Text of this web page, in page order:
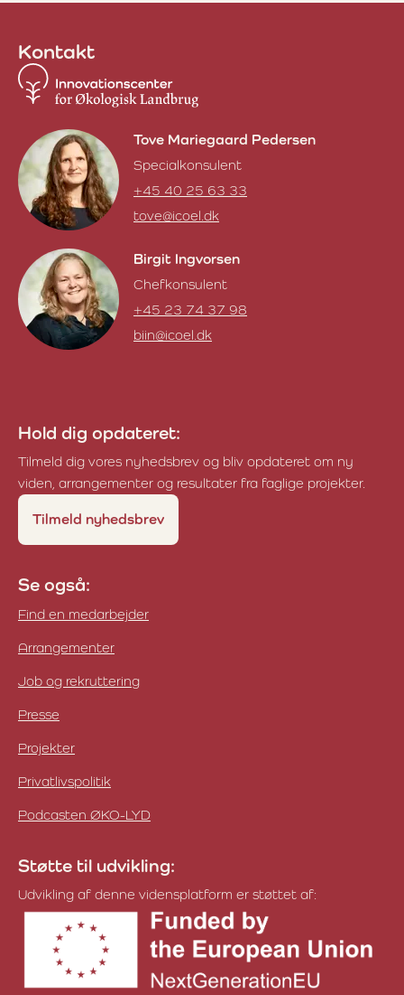
Kontakt
Tove Mariegaard Pedersen
Specialkonsulent
+45 40 25 63 33
tove@icoel.dk
Birgit Ingvorsen
Chefkonsulent
+45 23 74 37 98
biin@icoel.dk
Hold dig opdateret:
Tilmeld dig vores nyhedsbrev og bliv opdateret om ny
viden, arrangementer og resultater fra faglige projekter.
Tilmeld nyhedsbrev
Se også:
Find en medarbejder
Arrangementer
Job og rekruttering
Presse
Projekter
Privatlivspolitik
Podcasten ØKO-LYD
Støtte til udvikling:
Udvikling af denne vidensplatform er støttet af: